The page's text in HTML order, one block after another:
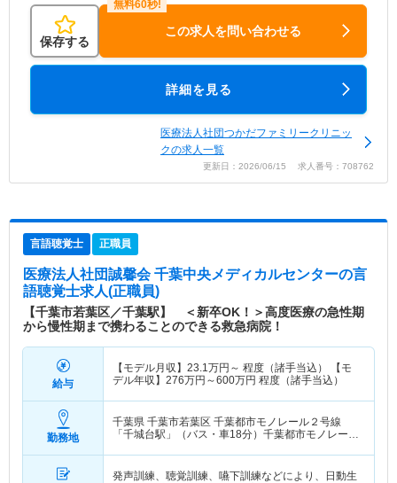
保存する
この求人を問い合わせる
詳細を見る
医療法人社団つかだファミリークリニッ
クの求人一覧
更新日：2026/06/15 求人番号：708762
言語聴覚士 正職員
医療法人社団誠馨会 千葉中央メディカルセンターの言
語聴覚士求人(正職員)
【千葉市若葉区／千葉駅】 ＜新卒OK！＞高度医療の急性期
から慢性期まで携わることのできる救急病院！
給与
【モデル月収】 23.1万円～ 程度（諸手当込） 【モ
デル年収】 276万円～600万円 程度（諸手当込）
勤務地
千葉県 千葉市若葉区 千葉都市モノレール２号線
「千城台駅」（バス・車18分）千葉都市モノレール
発声訓練、聴覚訓練、嚥下訓練などにより、日動生